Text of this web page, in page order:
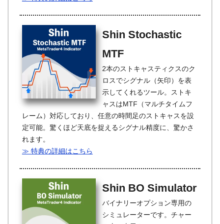
Shin Stochastic
MTF
2本のストキャスティクスのク
ロスでシグナル（矢印）を表
示してくれるツール。ストキ
ャスはMTF（マルチタイムフ
レーム）対応しており、任意の時間足のストキャスを設
定可能。驚くほど天底を捉えるシグナル精度に、驚かさ
れます。
≫ 特典の詳細はこちら
Shin BO Simulator
バイナリーオプション専用の
シミュレーターです。チャー